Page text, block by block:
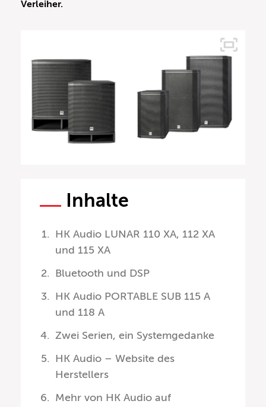
Verleiher.
Inhalte
HK Audio LUNAR 110 XA, 112 XA
und 115 XA
Bluetooth und DSP
HK Audio PORTABLE SUB 115 A
und 118 A
Zwei Serien, ein Systemgedanke
HK Audio – Website des
Herstellers
Mehr von HK Audio auf